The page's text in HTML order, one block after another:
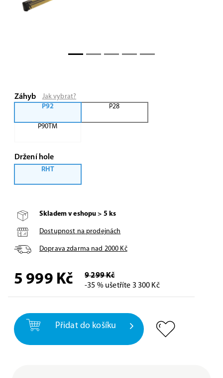
Záhyb
Jak vybrat?
P92
P28
P90TM
Držení hole
RHT
Skladem v eshopu > 5 ks
Dostupnost na prodejnách
Doprava zdarma nad 2000 Kč
5 999 Kč
9 299 Kč
-35 % ušetříte 3 300 Kč
Přidat do košíku